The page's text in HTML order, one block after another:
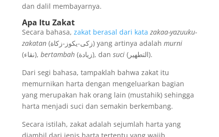
dan dalil membayarnya.
Apa Itu Zakat
Secara bahasa, zakat berasal dari kata zakaa-yazuuku-
zakatan
(زكى-يكوز-زكاة) yang artinya adalah murni
(نقاء), bertambah (زيادة), dan suci
(التطهير).
Dari segi bahasa, tampaklah bahwa zakat itu
memurnikan harta dengan mengeluarkan bagian
yang merupakan hak orang lain (mustahik) sehingga
harta menjadi suci dan semakin berkembang.
Secara istilah, zakat adalah sejumlah harta yang